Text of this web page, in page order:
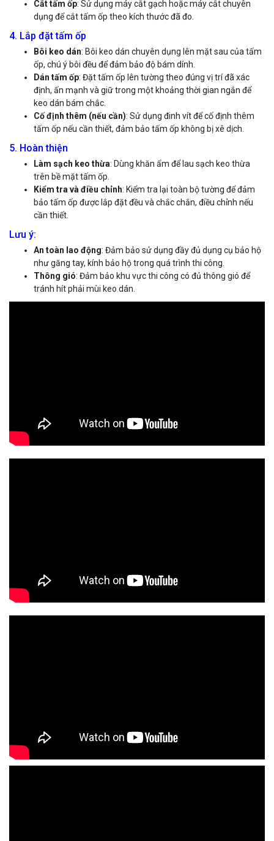
Cắt tấm ốp: Sử dụng máy cắt gạch hoặc máy cắt chuyên
dụng để cắt tấm ốp theo kích thước đã đo.
4. Lắp đặt tấm ốp
Bôi keo dán: Bôi keo dán chuyên dụng lên mặt sau của tấm
ốp, chú ý bôi đều để đảm bảo độ bám dính.
Dán tấm ốp: Đặt tấm ốp lên tường theo đúng vị trí đã xác
định, ấn mạnh và giữ trong một khoảng thời gian ngắn để
keo dán bám chắc.
Cố định thêm (nếu cần): Sử dụng đinh vít để cố định thêm
tấm ốp nếu cần thiết, đảm bảo tấm ốp không bị xê dịch.
5. Hoàn thiện
Làm sạch keo thừa: Dùng khăn ẩm để lau sạch keo thừa
trên bề mặt tấm ốp.
Kiểm tra và điều chỉnh: Kiểm tra lại toàn bộ tường để đảm
bảo tấm ốp được lắp đặt đều và chắc chắn, điều chỉnh nếu
cần thiết.
Lưu ý:
An toàn lao động: Đảm bảo sử dụng đầy đủ dụng cụ bảo hộ
như găng tay, kính bảo hộ trong quá trình thi công.
Thông gió: Đảm bảo khu vực thi công có đủ thông gió để
tránh hít phải mùi keo dán.